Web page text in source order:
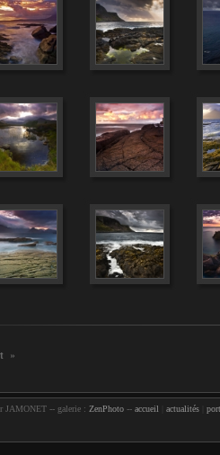
»
JAMONET -- galerie : ZenPhoto -- accueil actualités